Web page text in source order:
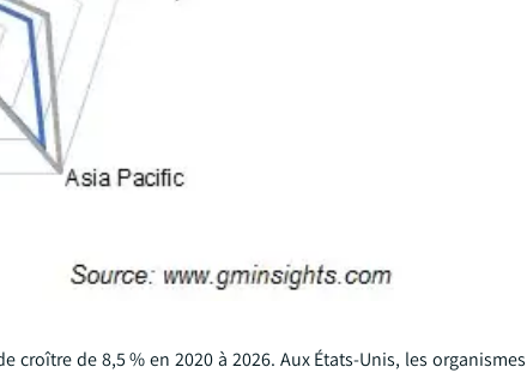
de 8,5 % en 2020 à 2026. Aux États-Unis, les organismes